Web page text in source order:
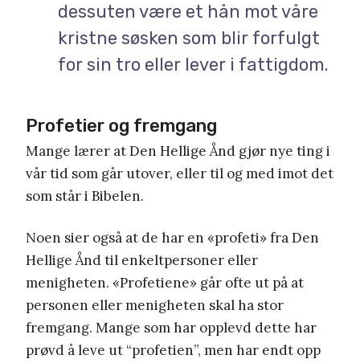
dessuten være et hån mot våre
kristne søsken som blir forfulgt
for sin tro eller lever i fattigdom.
Profetier og fremgang
Mange lærer at Den Hellige Ånd gjør nye ting i
vår tid som går utover, eller til og med imot det
som står i Bibelen.
Noen sier også at de har en «profeti» fra Den
Hellige Ånd til enkeltpersoner eller
menigheten. «Profetiene» går ofte ut på at
personen eller menigheten skal ha stor
fremgang. Mange som har opplevd dette har
prøvd å leve ut “profetien”, men har endt opp